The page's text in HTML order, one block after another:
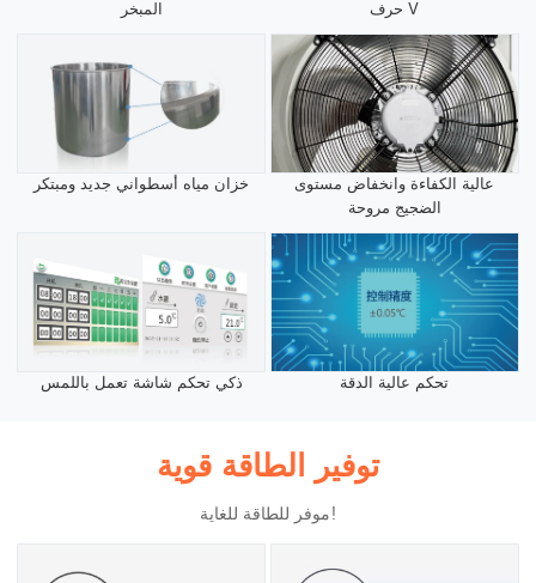
المبخر
حرف V
خزان مياه أسطواني جديد ومبتكر
عالية الكفاءة وانخفاض مستوى
الضجيج مروحة
ذكي تحكم شاشة تعمل باللمس تحكم عالية الدقة
توفير الطاقة قوية
موفر للطاقة للغاية!